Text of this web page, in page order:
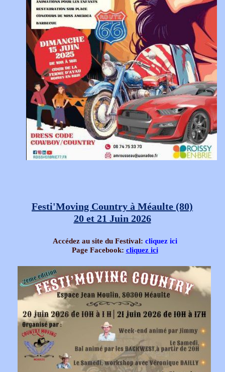
Accédez au site du Festival: cliquez ici
Page Facebook: cliquez ici
Festi'Moving Country à Méaulte (80)
20 et 21 Juin 2026